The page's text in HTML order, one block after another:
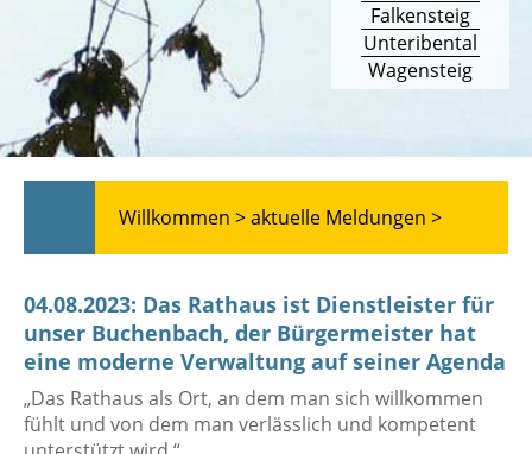
Falkensteig
Unteribental
Wagensteig
Willkommen >aktuelle Meldungen >
04.08.2023: Das Rathaus ist Dienstleister für
unser Buchenbach, der Bürgermeister hat
eine moderne Verwaltung auf seiner Agenda
„Das Rathaus als Ort, an dem man sich willkommen
fühlt und von dem man verlässlich und kompetent